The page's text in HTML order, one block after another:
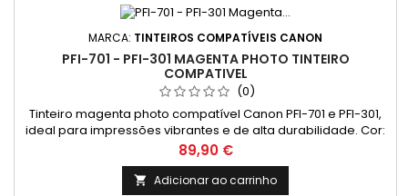
MARCA: TINTEIROS COMPATÍVEIS CANON
PFI-701 - PFI-301 MAGENTA PHOTO TINTEIRO
COMPATIVEL
(0)
Tinteiro magenta photo compatível Canon PFI-701 e PFI-301,
ideal para impressões vibrantes e de alta durabilidade. Cor:
Magenta Photo Capacidade: 700ml
Preço
89,90 €
 Adicionar ao carrinho